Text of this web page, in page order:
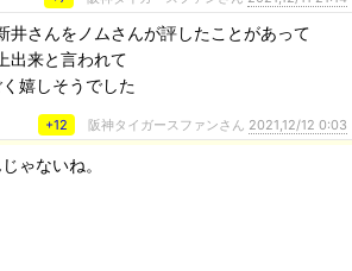
井さんをノムさんが評したことがあって
出来と言われて
嬉しそうでした
+12 阪神タイガースファンさん 2021,12/12 0:03
ゃないね。